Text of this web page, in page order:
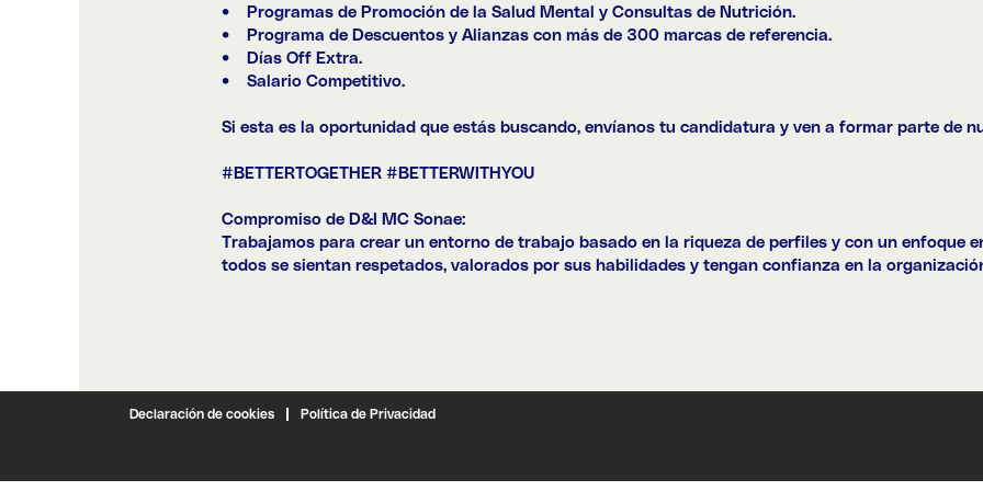
• Programas de Promoción de la Salud Mental y Consultas de Nutrición.
• Programa de Descuentos y Alianzas con más de 300 marcas de referencia.
• Días Off Extra.
• Salario Competitivo.
Si esta es la oportunidad que estás buscando, envíanos tu candidatura y ven a formar parte de
#BETTERTOGETHER #BETTERWITHYOU
Compromiso de D&I MC Sonae:
Trabajamos para crear un entorno de trabajo basado en la riqueza de perfiles y con un enfoque
todos se sientan respetados, valorados por sus habilidades y tengan confianza en la
Declaración de cookies Política de Privacidad